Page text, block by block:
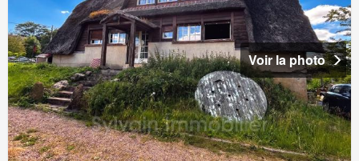
Voir la photo